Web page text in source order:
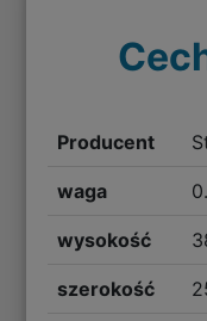
Producent
waga
wysokość
szerokość